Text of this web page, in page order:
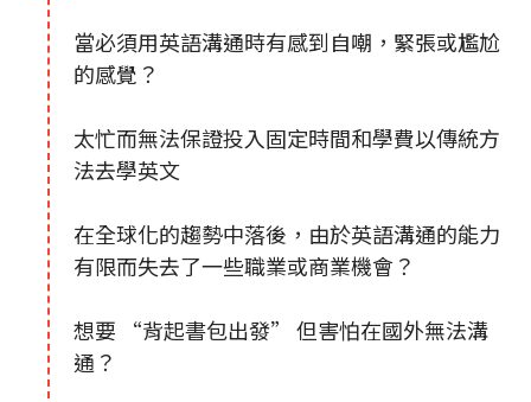
當必須用英語溝通時有感到自嘲，緊張或尷尬
的感覺？
太忙而無法保證投入固定時間和學費以傳統方
法去學英文
在全球化的趨勢中落後，由於英語溝通的能力
有限而失去了一些職業或商業機會？
想要 “背起書包出發” 但害怕在國外無法溝
通？